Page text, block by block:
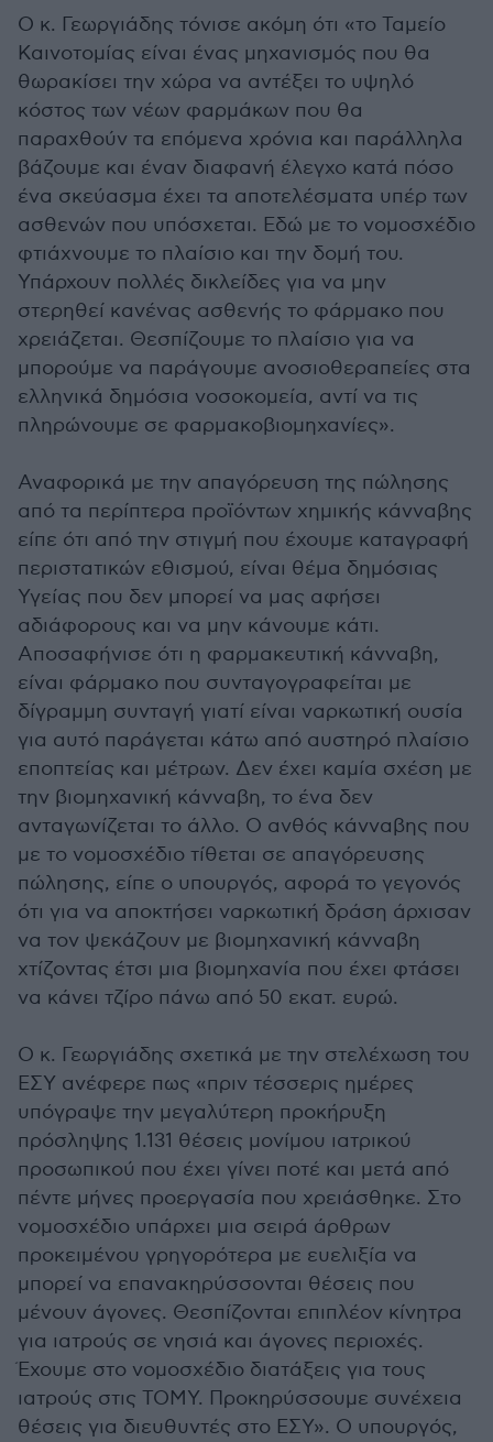
Ο κ. Γεωργιάδης τόνισε ακόμη ότι «το Ταμείο
Καινοτομίας είναι ένας μηχανισμός που θα
θωρακίσει την χώρα να αντέξει το υψηλό
κόστος των νέων φαρμάκων που θα
παραχθούν τα επόμενα χρόνια και παράλληλα
βάζουμε και έναν διαφανή έλεγχο κατά πόσο
ένα σκεύασμα έχει τα αποτελέσματα υπέρ των
ασθενών που υπόσχεται. Εδώ με το νομοσχέδιο
φτιάχνουμε το πλαίσιο και την δομή του.
Υπάρχουν πολλές δικλείδες για να μην
στερηθεί κανένας ασθενής το φάρμακο που
χρειάζεται. Θεσπίζουμε το πλαίσιο για να
μπορούμε να παράγουμε ανοσιοθεραπείες στα
ελληνικά δημόσια νοσοκομεία, αντί να τις
πληρώνουμε σε φαρμακοβιομηχανίες».
Αναφορικά με την απαγόρευση της πώλησης
από τα περίπτερα προϊόντων χημικής κάνναβης
είπε ότι από την στιγμή που έχουμε καταγραφή
περιστατικών εθισμού, είναι θέμα δημόσιας
Υγείας που δεν μπορεί να μας αφήσει
αδιάφορους και να μην κάνουμε κάτι.
Αποσαφήνισε ότι η φαρμακευτική κάνναβη,
είναι φάρμακο που συνταγογραφείται με
δίγραμμη συνταγή γιατί είναι ναρκωτική ουσία
για αυτό παράγεται κάτω από αυστηρό πλαίσιο
εποπτείας και μέτρων. Δεν έχει καμία σχέση με
την βιομηχανική κάνναβη, το ένα δεν
ανταγωνίζεται το άλλο. Ο ανθός κάνναβης που
με το νομοσχέδιο τίθεται σε απαγόρευσης
πώλησης, είπε ο υπουργός, αφορά το γεγονός
ότι για να αποκτήσει ναρκωτική δράση άρχισαν
να τον ψεκάζουν με βιομηχανική κάνναβη
χτίζοντας έτσι μια βιομηχανία που έχει φτάσει
να κάνει τζίρο πάνω από 50 εκατ. ευρώ.
Ο κ. Γεωργιάδης σχετικά με την στελέχωση του
ΕΣΥ ανέφερε πως «πριν τέσσερις ημέρες
υπόγραψε την μεγαλύτερη προκήρυξη
πρόσληψης 1.131 θέσεις μονίμου ιατρικού
προσωπικού που έχει γίνει ποτέ και μετά από
πέντε μήνες προεργασία που χρειάσθηκε. Στο
νομοσχέδιο υπάρχει μια σειρά άρθρων
προκειμένου γρηγορότερα με ευελιξία να
μπορεί να επανακηρύσσονται θέσεις που
μένουν άγονες. Θεσπίζονται επιπλέον κίνητρα
για ιατρούς σε νησιά και άγονες περιοχές.
Έχουμε στο νομοσχέδιο διατάξεις για τους
ιατρούς στις ΤΟΜΥ. Προκηρύσσουμε συνέχεια
θέσεις για διευθυντές στο ΕΣΥ». Ο υπουργός,